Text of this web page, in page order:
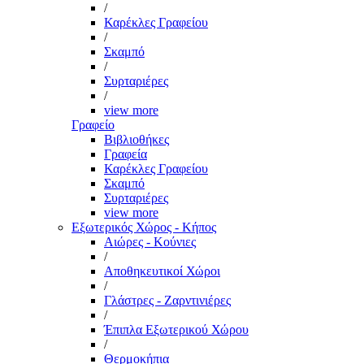
/
Καρέκλες Γραφείου
/
Σκαμπό
/
Συρταριέρες
/
view more
Γραφείο
Βιβλιοθήκες
Γραφεία
Καρέκλες Γραφείου
Σκαμπό
Συρταριέρες
view more
Εξωτερικός Χώρος - Κήπος
Αιώρες - Κούνιες
/
Αποθηκευτικοί Χώροι
/
Γλάστρες - Ζαρντινιέρες
/
Έπιπλα Εξωτερικού Χώρου
/
Θερμοκήπια